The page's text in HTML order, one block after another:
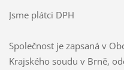
Jsme plátci DPH
Společnost je zapsaná v
Krajského soudu v Brně,